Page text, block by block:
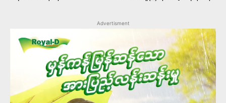
Advertisment